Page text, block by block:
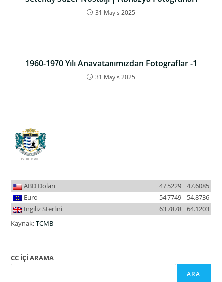
31 Mayıs 2025
1960-1970 Yılı Anavatanımızdan Fotograflar -1
31 Mayıs 2025
ABD Doları 47.6085
47.5229
Euro
54.8736
54.7749
İngiliz Sterlini
64.1203
63.7878
Kaynak:TCMB
CC İÇİ ARAMA
ARA